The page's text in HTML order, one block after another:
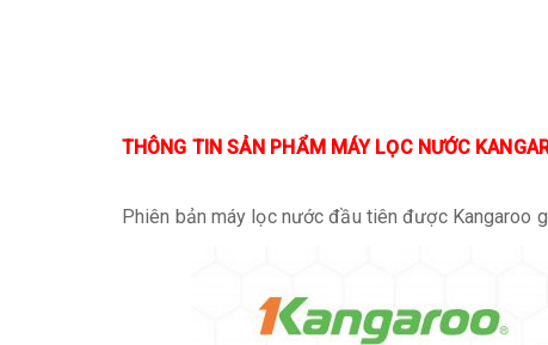
THÔNG TIN SẢN PHẨM MÁY LỌC NƯỚC
Phiên bản máy lọc nước đầu tiên được Kangaroo